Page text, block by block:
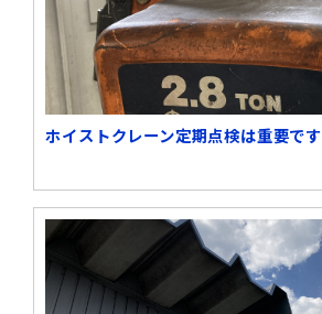
ホイストクレーン定期点検は重要です